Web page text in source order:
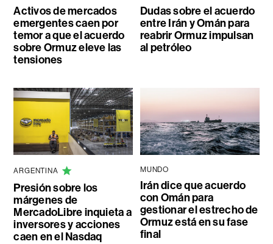
Activos de mercados
emergentes caen por
temor a que el acuerdo
sobre Ormuz eleve las
tensiones
Dudas sobre el acuerdo
entre Irán y Omán para
reabrir Ormuz impulsan
al petróleo
ARGENTINA
Presión sobre los
márgenes de
MercadoLibre inquieta a
inversores y acciones
caen en el Nasdaq
MUNDO
Irán dice que acuerdo
con Omán para
gestionar el estrecho de
Ormuz está en su fase
final